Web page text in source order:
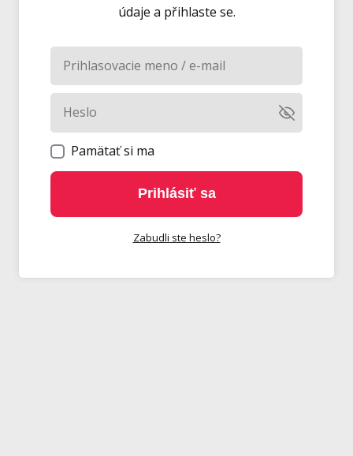
údaje a přihlaste se.
Pamätať si ma
Prihlásiť sa
Zabudli ste heslo?